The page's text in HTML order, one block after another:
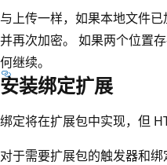
与上传一样，如果本地文件
并再次加密。 如果两个位置
何继续。
安装绑定扩展
绑定将在扩展包中实现，但
对于需要扩展包的触发器和